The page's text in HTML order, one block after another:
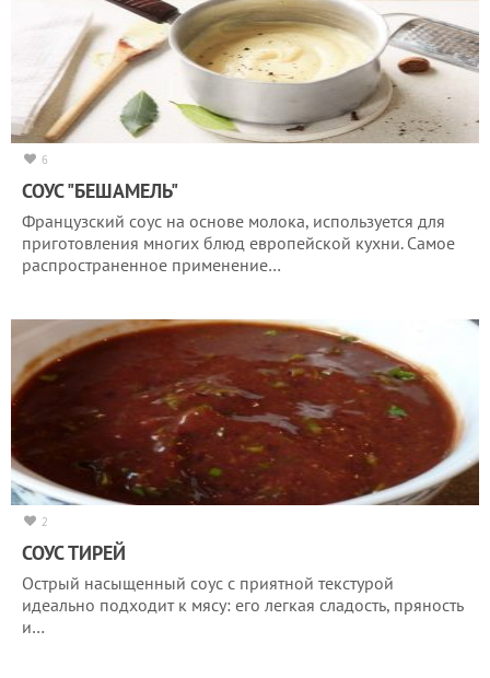
6
СОУС "БЕШАМЕЛЬ"
Французский соус на основе молока, используется для
приготовления многих блюд европейской кухни. Самое
распространенное применение…
2
СОУС ТИРЕЙ
Острый насыщенный соус с приятной текстурой
идеально подходит к мясу: его легкая сладость, пряность
и…